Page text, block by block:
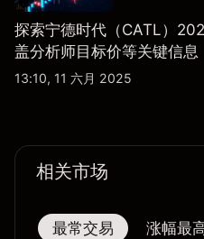
探索宁德时代（CATL）
盖分析师目标价等关键信息
13:10, 11 六月 2025
相关市场
最常交易 涨幅最